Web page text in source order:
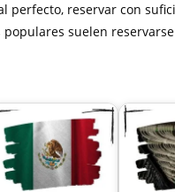
perfecto, reservar con
suelen